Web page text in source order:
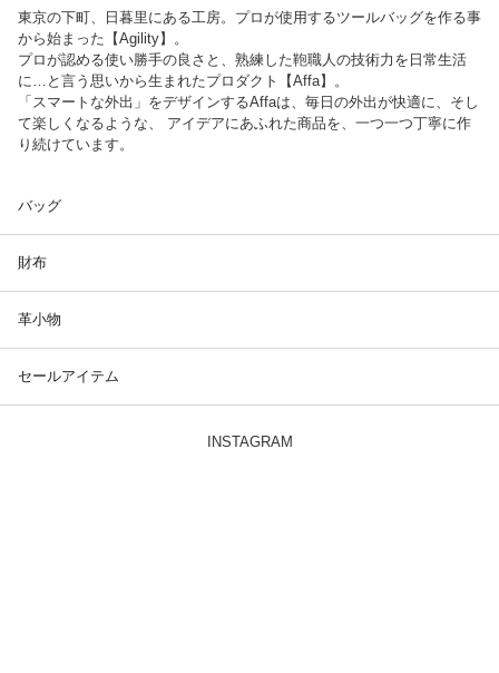
東京の下町、日暮里にある工房。プロが使用するツールバッグを作る事
から始まった【Agility】。
プロが認める使い勝手の良さと、熟練した鞄職人の技術力を日常生活
に…と言う思いから生まれたプロダクト【Affa】。
「スマートな外出」をデザインするAffaは、毎日の外出が快適に、そし
て楽しくなるような、 アイデアにあふれた商品を、一つ一つ丁寧に作
り続けています。
バッグ
財布
革小物
セールアイテム
INSTAGRAM